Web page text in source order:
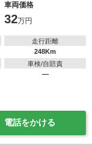
車両価格
32万円
走行距離
248Km
車検/自賠責
―
電話をかける